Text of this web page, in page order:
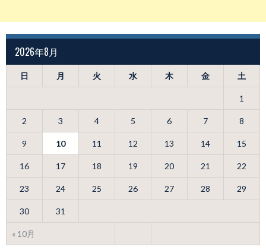
2026年8月
日 月 火 水 木 金 土
« 10月
1
2 3 4 5 6 7 8
9 10 11 12 13 14 15
16 17 18 19 20 21 22
23 24 25 26 27 28 29
30 31